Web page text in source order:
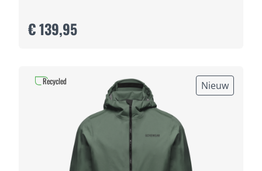
€ 139,95
Nieuw
Recycled